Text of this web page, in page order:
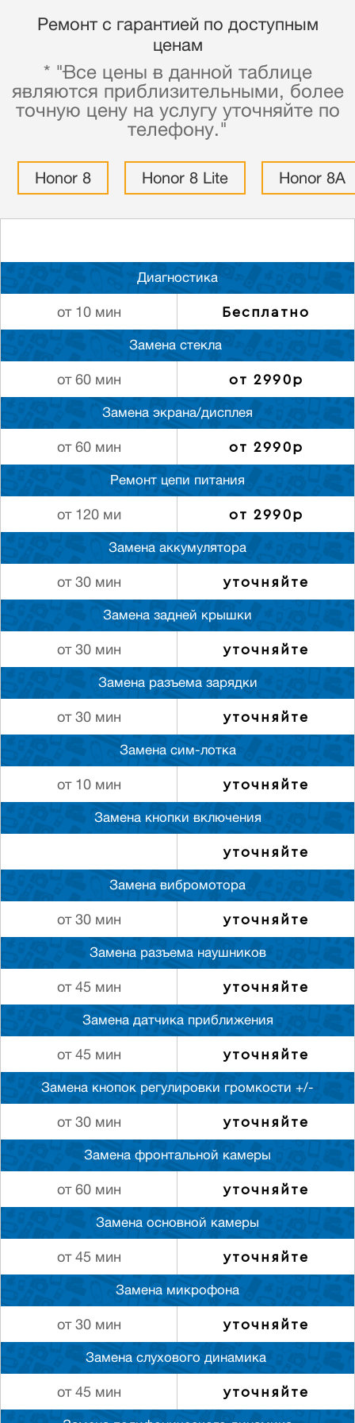
Ремонт с гарантией по доступным
ценам
* "Все цены в данной таблице
являются приблизительными, более
точную цену на услугу уточняйте по
телефону."
Honor 8 Honor 8 Lite Honor 8A
Диагностика
от 10 мин Бесплатно
Замена стекла
от 60 мин от 2990р
Замена экрана/дисплея
от 60 мин от 2990р
Ремонт цепи питания
от 120 ми от 2990р
Замена аккумулятора
от 30 мин уточняйте
Замена задней крышки
от 30 мин уточняйте
Замена разъема зарядки
от 30 мин уточняйте
Замена сим-лотка
от 10 мин уточняйте
Замена кнопки включения
уточняйте
Замена вибромотора
от 30 мин уточняйте
Замена разъема наушников
от 45 мин уточняйте
Замена датчика приближения
от 45 мин уточняйте
Замена кнопок регулировки громкости +/-
от 30 мин уточняйте
Замена фронтальной камеры
от 60 мин уточняйте
Замена основной камеры
от 45 мин уточняйте
Замена микрофона
от 30 мин уточняйте
Замена слуxового динамика
от 45 мин уточняйте